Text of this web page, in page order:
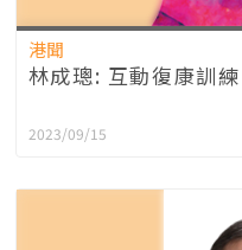
港聞
林成璁: 互動復康訓練
2023/09/15